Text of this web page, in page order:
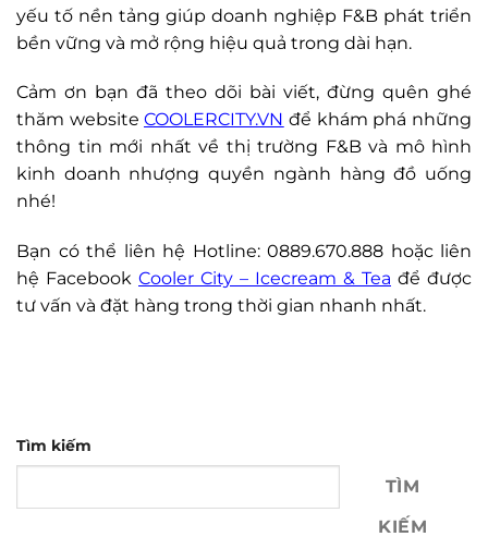
yếu tố nền tảng giúp doanh nghiệp F&B phát triển
bền vững và mở rộng hiệu quả trong dài hạn.
Cảm ơn bạn đã theo dõi bài viết, đừng quên ghé
thăm websiteCOOLERCITY.VN để khám phá những
thông tin mới nhất về thị trường F&B và mô hình
kinh doanh nhượng quyền ngành hàng đồ uống
nhé!
Bạn có thể liên hệ Hotline: 0889.670.888 hoặc liên
hệ Facebook Cooler City – Icecream & Tea để được
tư vấn và đặt hàng trong thời gian nhanh nhất.
Tìm kiếm
TÌM
KIẾM